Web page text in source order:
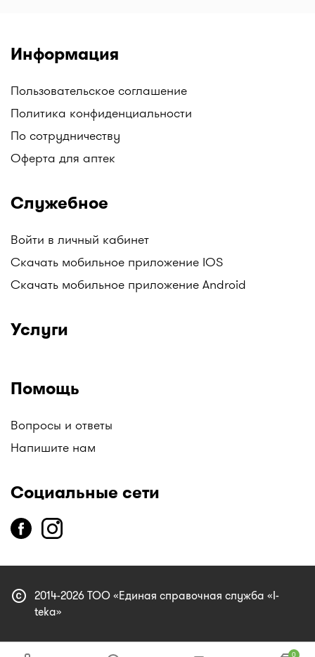
Информация
Пользовательское соглашение
Политика конфиденциальности
По сотрудничеству
Оферта для аптек
Служебное
Войти в личный кабинет
Скачать мобильное приложение IOS
Скачать мобильное приложение Android
Услуги
Помощь
Вопросы и ответы
Напишите нам
Социальные сети
copyright 2014-2026 ТОО «Единая справочная служба «I-
teka»
0